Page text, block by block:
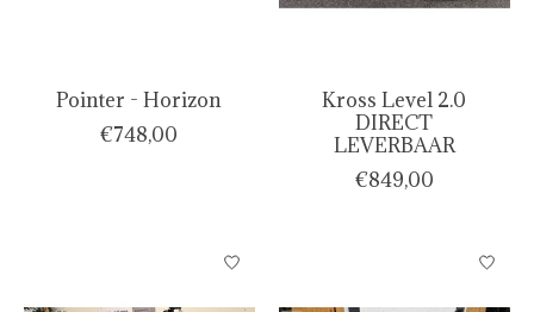
Pointer - Horizon
€748,00
Kross Level 2.0
DIRECT
LEVERBAAR
€849,00